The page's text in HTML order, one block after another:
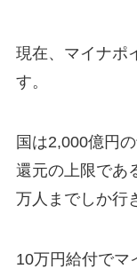
現在、マイナポ
す。
国は2,000億円
還元の上限であ
万人までしか行
10万円給付でマ